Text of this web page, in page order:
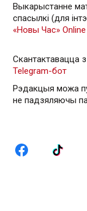
Выкарыстанне
спасылкі (для
«Новы Час» Online
Скантактавацца
Telegram-бот
Рэдакцыя можа
не падзяляючы